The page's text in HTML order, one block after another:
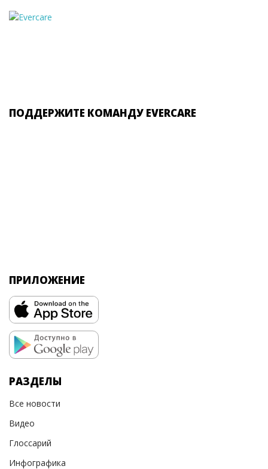
ПОДДЕРЖИТЕ КОМАНДУ EVERCARE
ПРИЛОЖЕНИЕ
РАЗДЕЛЫ
Все новости
Видео
Глоссарий
Инфографика